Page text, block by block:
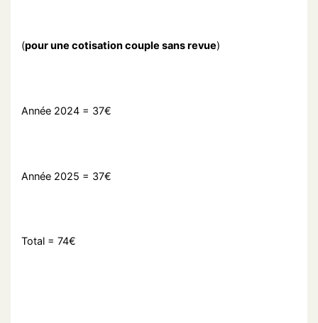
(pour une cotisation couple sans revue)
Année 2024 = 37€
Année 2025 = 37€
Total = 74€